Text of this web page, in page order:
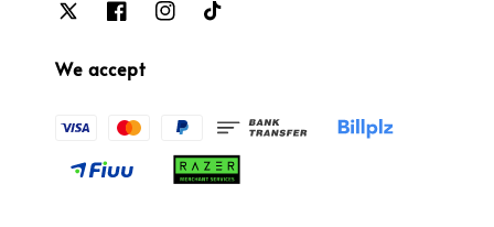
We accept